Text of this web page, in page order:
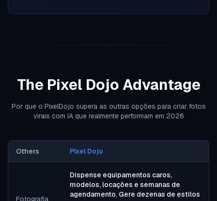
The Pixel Dojo Advantage
Por que o PixelDojo supera as outras opções para criar fotos
virais com IA que realmente performam em 2026
Others Pixel Dojo
Fotografia
Dispense equipamentos caros,
modelos, locações e semanas de
agendamento. Gere dezenas de estilos